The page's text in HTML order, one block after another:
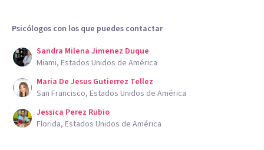
Psicólogos con los que puedes contactar
Sandra Milena Jimenez Duque
Miami, Estados Unidos de América
Maria De Jesus Gutierrez Tellez
San Francisco, Estados Unidos de América
Jessica Perez Rubio
Florida, Estados Unidos de América